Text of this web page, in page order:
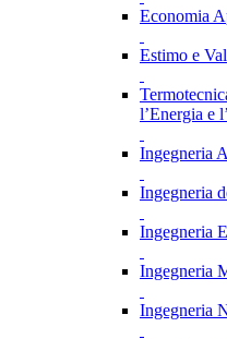
Economia
Estimo e
l’Energia e
Ingegneria
Ingegneria
Ingegneria
Ingegneria
Ingegneria